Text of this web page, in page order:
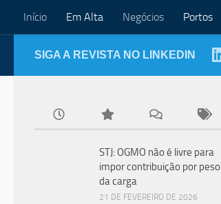
Skip to content
Início Em Alta Negócios Portos
SIGA A REVISTA NO LINKEDIN
STJ: OGMO não é livre para
impor contribuição por peso
da carga
21 DE FEVEREIRO DE 2026